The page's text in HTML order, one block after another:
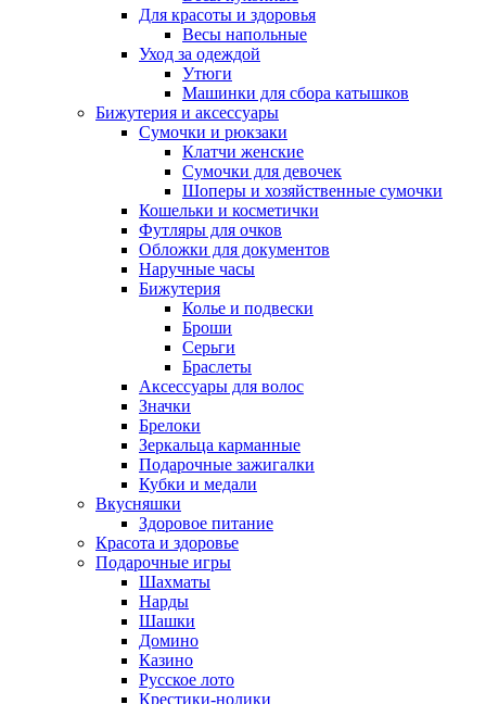
Для красоты и здоровья
Весы напольные
Уход за одеждой
Утюги
Машинки для сбора катышков
Бижутерия и аксессуары
Сумочки и рюкзаки
Клатчи женские
Сумочки для девочек
Шоперы и хозяйственные сумочки
Кошельки и косметички
Футляры для очков
Обложки для документов
Наручные часы
Бижутерия
Колье и подвески
Броши
Серьги
Браслеты
Аксессуары для волос
Значки
Брелоки
Зеркальца карманные
Подарочные зажигалки
Кубки и медали
Вкусняшки
Здоровое питание
Красота и здоровье
Подарочные игры
Шахматы
Нарды
Шашки
Домино
Казино
Русское лото
Крестики-нолики